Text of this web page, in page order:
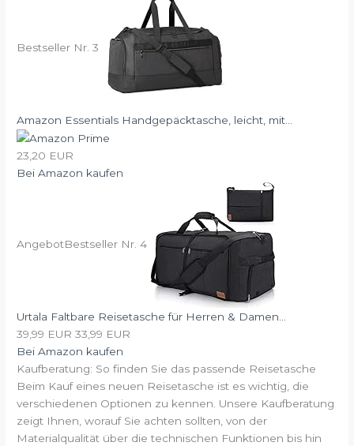
Bestseller Nr. 3
Amazon Essentials Handgepäcktasche, leicht, mit...
23,20 EUR
Bei Amazon kaufen
AngebotBestseller Nr. 4
Urtala Faltbare Reisetasche für Herren & Damen...
39,99 EUR 33,99 EUR
Bei Amazon kaufen
Kaufberatung: So finden Sie das passende Reisetasche
Beim Kauf eines neuen Reisetasche ist es wichtig, die
verschiedenen Optionen zu kennen. Unsere Kaufberatung
zeigt Ihnen, worauf Sie achten sollten, von der
Materialqualität über die technischen Funktionen bis hin